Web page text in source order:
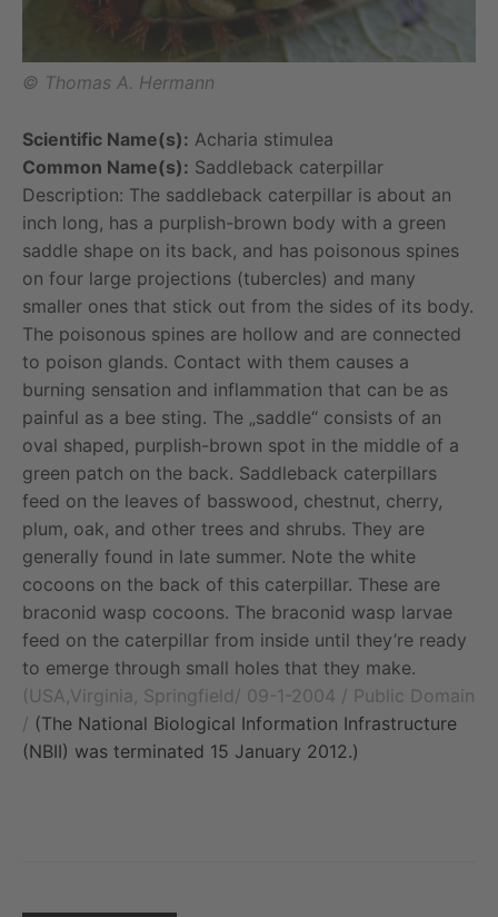
© Thomas A. Hermann
Scientific Name(s): Acharia stimulea
Common Name(s): Saddleback caterpillar
Description: The saddleback caterpillar is about an
inch long, has a purplish-brown body with a green
saddle shape on its back, and has poisonous spines
on four large projections (tubercles) and many
smaller ones that stick out from the sides of its body.
The poisonous spines are hollow and are connected
to poison glands. Contact with them causes a
burning sensation and inflammation that can be as
painful as a bee sting. The „saddle“ consists of an
oval shaped, purplish-brown spot in the middle of a
green patch on the back. Saddleback caterpillars
feed on the leaves of basswood, chestnut, cherry,
plum, oak, and other trees and shrubs. They are
generally found in late summer. Note the white
cocoons on the back of this caterpillar. These are
braconid wasp cocoons. The braconid wasp larvae
feed on the caterpillar from inside until they’re ready
to emerge through small holes that they make.
(USA,Virginia, Springfield/ 09-1-2004 / Public Domain
/ (The National Biological Information Infrastructure
(NBII) was terminated 15 January 2012.)